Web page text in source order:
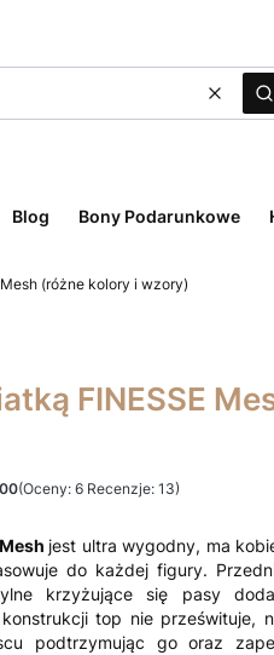
Wyczyść
Blog Bony Podarunkowe
(różne kolory i wzory)
FINESSE
(Oceny: 6 Recenzje: 13)
jest ultra wygodny, ma
do każdej figury.
krzyżujące się pasy
top nie prześwituje,
podtrzymując go oraz